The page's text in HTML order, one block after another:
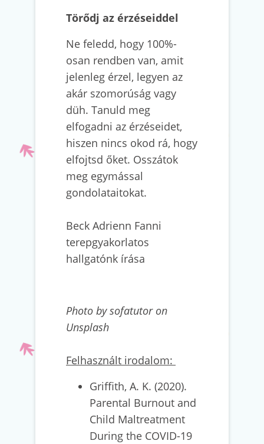
Törődj az érzéseiddel
Ne feledd, hogy 100%-
osan rendben van, amit
jelenleg érzel, legyen az
akár szomorúság vagy
düh. Tanuld meg
elfogadni az érzéseidet,
hiszen nincs okod rá, hogy
elfojtsd őket. Osszátok
meg egymással
gondolataitokat.
Beck Adrienn Fanni
terepgyakorlatos
hallgatónk írása
Photo by sofatutor on
Unsplash
Felhasznált irodalom:
Griffith, A. K. (2020).
Parental Burnout and
Child Maltreatment
During the COVID-19